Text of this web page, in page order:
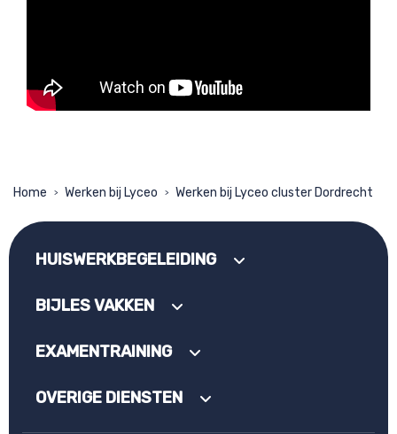
Home > Werken bij Lyceo > Werken bij Lyceo cluster Dordrecht
HUISWERKBEGELEIDING
BIJLES VAKKEN
EXAMENTRAINING
OVERIGE DIENSTEN